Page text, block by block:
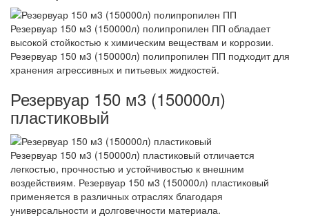
Резервуар 150 м3 (150000л) полипропилен ПП обладает
высокой стойкостью к химическим веществам и коррозии.
Резервуар 150 м3 (150000л) полипропилен ПП подходит для
хранения агрессивных и питьевых жидкостей.
Резервуар 150 м3 (150000л)
пластиковый
Резервуар 150 м3 (150000л) пластиковый отличается
легкостью, прочностью и устойчивостью к внешним
воздействиям. Резервуар 150 м3 (150000л) пластиковый
применяется в различных отраслях благодаря
универсальности и долговечности материала.